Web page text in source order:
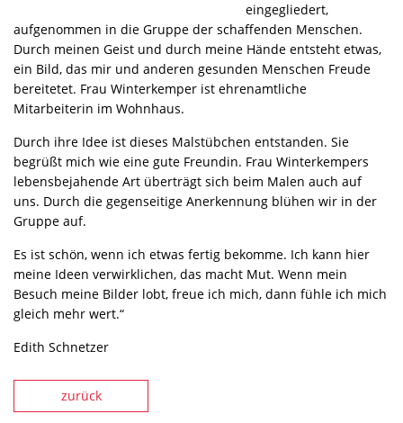
eingegliedert,
aufgenommen in die Gruppe der schaffenden Menschen.
Durch meinen Geist und durch meine Hände entsteht etwas,
ein Bild, das mir und anderen gesunden Menschen Freude
bereitetet. Frau Winterkemper ist ehrenamtliche
Mitarbeiterin im Wohnhaus.
Durch ihre Idee ist dieses Malstübchen entstanden. Sie
begrüßt mich wie eine gute Freundin. Frau Winterkempers
lebensbejahende Art überträgt sich beim Malen auch auf
uns. Durch die gegenseitige Anerkennung blühen wir in der
Gruppe auf.
Es ist schön, wenn ich etwas fertig bekomme. Ich kann hier
meine Ideen verwirklichen, das macht Mut. Wenn mein
Besuch meine Bilder lobt, freue ich mich, dann fühle ich mich
gleich mehr wert.“
Edith Schnetzer
zurück